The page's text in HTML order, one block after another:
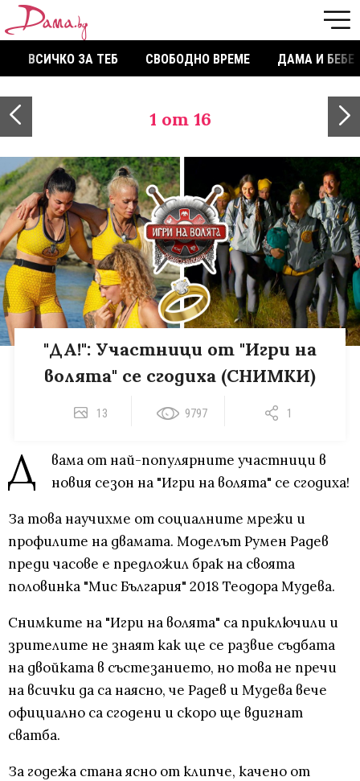
ВСИЧКО ЗА ТЕБ СВОБОДНО ВРЕМЕ ДАМА И БЕБЕ
1 от 16
"ДА!": Участници от "Игри на
волята" се сгодиха (СНИМКИ)
13 9797 1
Д
вама от най-популярните участници в
новия сезон на "Игри на волята" се сгодиха!
За това научихме от социалните мрежи и
профилите на двамата. Моделът Румен Радев
преди часове е предложил брак на своята
половинка "Мис България" 2018 Теодора Мудева.
Снимките на "Игри на волята" са приключили и
зрителите не знаят как ще се развие съдбата
на двойката в състезанието, но това не пречи
на всички да са наясно, че Радев и Мудева вече
официално са сгодени и скоро ще вдигнат
сватба.
За годежа стана ясно от клипче, качено от